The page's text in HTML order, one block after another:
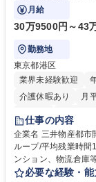
ます。
月給
30万9500円～43
勤務地
東京都港区
業界未経験歓迎
介護休暇あり
月
在宅OK
賞与あり
駅近5分以内
土
仕事の内容
企業名 三井物産都市開発株式会社 求人名 【
ループ/平均残業時間10H/完全週休2日
ンション、物流倉庫
貸運営、売却、仲介
必要な経験・能